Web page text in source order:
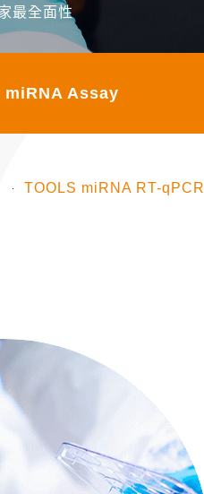
最全面性
miRNA Assay
TOOLS miRNA RT-qPCR